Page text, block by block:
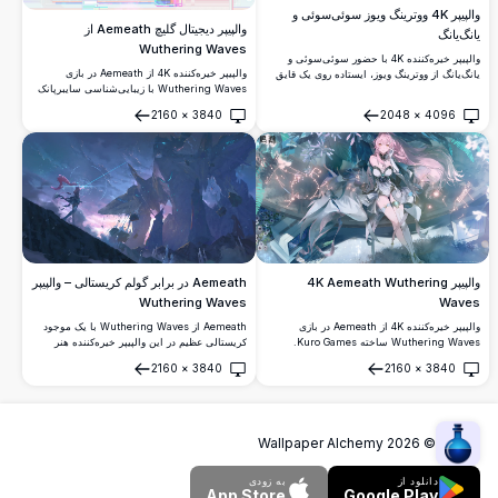
والپیپر 4K ووترینگ ویوز سوئی‌سوئی و
یانگ‌یانگ
والپیپر خیره‌کننده 4K با حضور سوئی‌سوئی و
یانگ‌یانگ از ووترینگ ویوز، ایستاده روی یک قایق
翩 در یک منظره فانتزی خیره‌کننده.
4096
×
2048
باز کردن
والپیپر دیجیتال گلیچ Aemeath از
Wuthering Waves
والپیپر خیره‌کننده 4K از Aemeath در بازی
Wuthering Waves با زیبایی‌شناسی سایبرپانک
انیمه با موهای صورتی در پوزی پویا که با عناصر
دیجیتال هولوگرافیک احاطه شده است.
3840
×
2160
باز کردن
والپیپر 4K Aemeath Wuthering
Waves
والپیپر خیره‌کننده 4K از Aemeath در بازی
Wuthering Waves ساخته Kuro Games.
زیبا، احاطه‌شده توسط نت‌های موسیقی درخشان،
3840
×
2160
باز کردن
Aemeath در برابر گولم کریستالی – والپیپر
Wuthering Waves
Aemeath از Wuthering Waves با یک موجود
کریستالی عظیم در این والپیپر خیره‌کننده هنر
درخشان در برابر آسمان دراماتیک غروب آفتاب
3840
×
2160
باز کردن
©
2026
Wallpaper Alchemy
دانلود از به زودی